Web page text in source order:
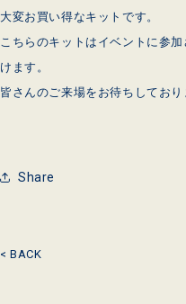
大変お買い得なキットです。
こちらのキットはイベントに参
けます。
皆さんのご来場をお待ちしており
Share
< BACK